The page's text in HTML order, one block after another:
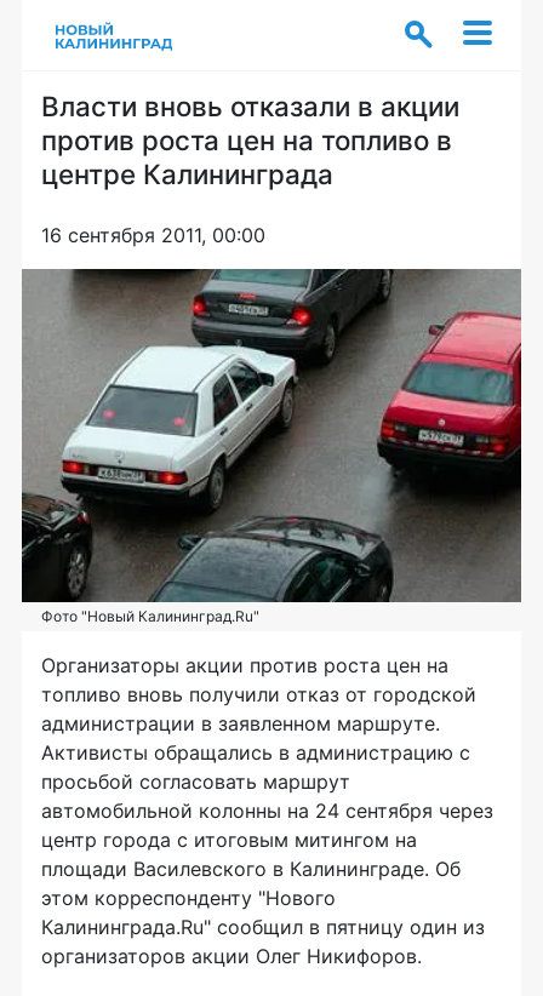
Власти вновь отказали в акции
против роста цен на топливо в
центре Калининграда
16 сентября 2011, 00:00
Фото "Новый Калининград.Ru"
Организаторы акции против роста цен на
топливо вновь получили отказ от городской
администрации в заявленном маршруте.
Активисты обращались в администрацию с
просьбой согласовать маршрут
автомобильной колонны на 24 сентября через
центр города с итоговым митингом на
площади Василевского в Калининграде. Об
этом корреспонденту "Нового
Калининграда.Ru" сообщил в пятницу один из
организаторов акции Олег Никифоров.